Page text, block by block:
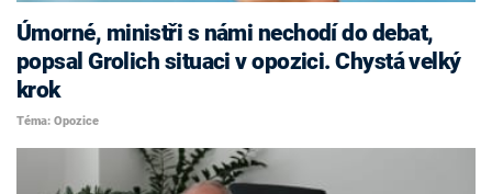
Úmorné, ministři s námi nechodí do debat,
popsal Grolich situaci v opozici. Chystá velký
krok
Téma: Opozice